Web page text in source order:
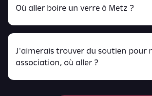
Retrouve toutes ces infos ici.
Où aller boire un verre à Metz ?
retrouver ici
J'aimerais trouver du soutien pour
association, où aller ?